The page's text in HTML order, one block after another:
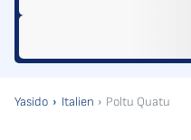
Yasido Italien Poltu Quatu